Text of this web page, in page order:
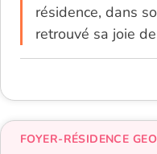
résidence, dans
retrouvé sa joie
FOYER-RÉSIDENCE